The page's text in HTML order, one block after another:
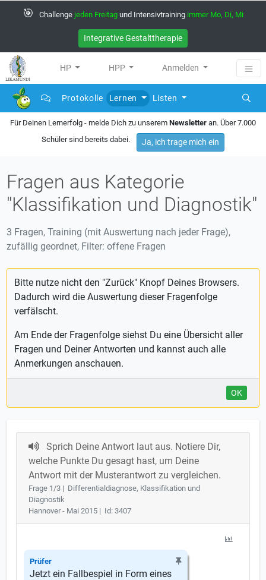
🎯 Challenge jeden Freitag und Intensivtraining immer Mo, Di, Mi
Integrative Gestalttherapie
HP HPP Anmelden
Protokolle Lernen Listen
Für Deinen Lernerfolg - melde Dich zu unserem Newsletter an. Über 7.000
Schüler sind bereits dabei.
Ja, ich trage mich ein
Fragen aus Kategorie
"Klassifikation und Diagnostik"
3 Fragen, Training (mit Auswertung nach jeder Frage),
zufällig geordnet, Filter: offene Fragen
Bitte nutze nicht den "Zurück" Knopf Deines Browsers.
Dadurch wird die Auswertung dieser Fragenfolge
verfälscht.
Am Ende der Fragenfolge siehst Du eine Übersicht aller
Fragen und Deiner Antworten und kannst auch alle
Anmerkungen anschauen.
OK
Sprich Deine Antwort laut aus. Notiere Dir,
welche Punkte Du gesagt hast, um Deine
Antwort mit der Musterantwort zu vergleichen.
Frage 1/3 | Differentialdiagnose, Klassifikation und
Diagnostik
Hannover - Mai 2015 | Id: 3407
Prüfer
Jetzt ein Fallbespiel in Form eines